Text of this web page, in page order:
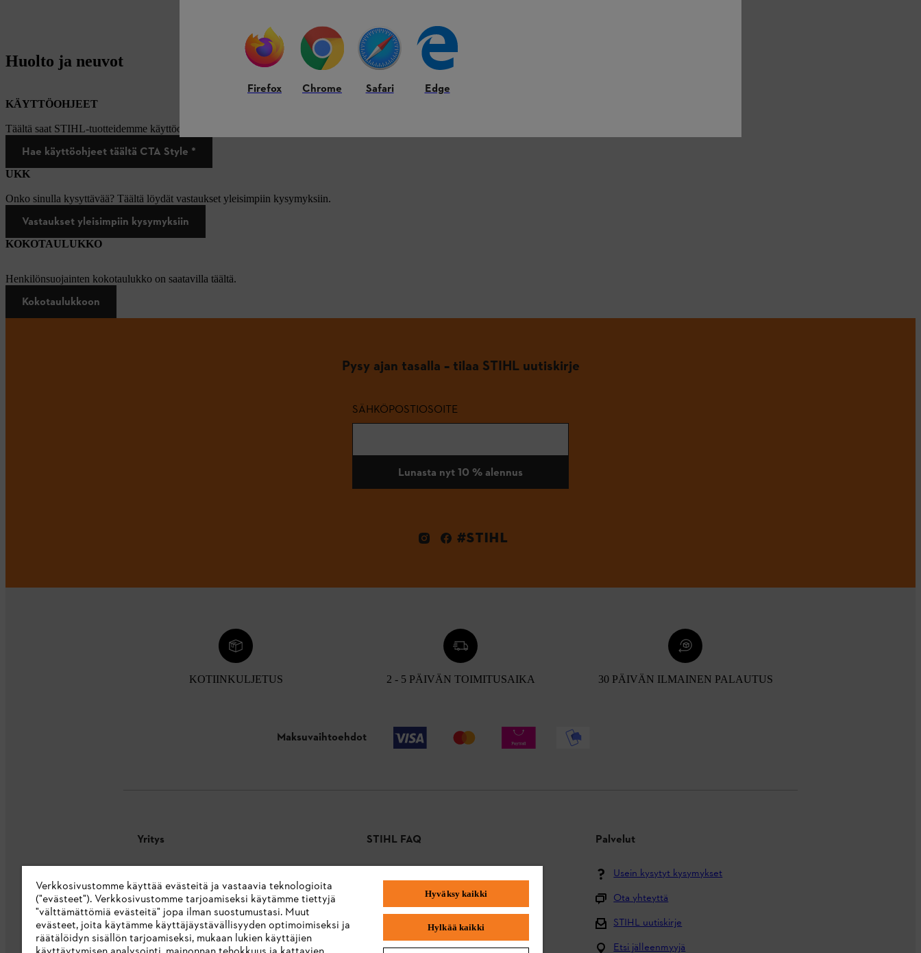
Huolto ja neuvot
KÄYTTÖOHJEET
Täältä saat STIHL-tuotteidemme käyttöohjeet.
Hae käyttöohjeet täältä CTA Style *
UKK
Onko sinulla kysyttävää? Täältä löydät vastaukset yleisimpiin kysymyksiin.
Vastaukset yleisimpiin kysymyksiin
KOKOTAULUKKO
Henkilönsuojainten kokotaulukko on saatavilla täältä.
Kokotaulukkoon
Pysy ajan tasalla – tilaa STIHL uutiskirje
SÄHKÖPOSTIOSOITE
Lunasta nyt 10 % alennus
#STIHL
KOTIINKULJETUS 2 - 5 PÄIVÄN TOIMITUSAIKA 30 PÄIVÄN ILMAINEN PALAUTUS
Maksuvaihtoehdot
Yritys
STIHL Integrity Line
STIHL-merkkikauppa
Saavutettavuusseloste
STIHL FAQ
Toimitus ja toimitus
Takaisin alkuun
Valitukset ja takuu
Palvelut
Usein kysytyt kysymykset
Ota yhteyttä
STIHL uutiskirje
Etsi jälleenmyyjä
Firefox Chrome Safari Edge
Verkkosivustomme käyttää evästeitä ja vastaavia teknologioita
("evästeet"). Verkkosivustomme tarjoamiseksi käytämme tiettyjä
"välttämättömiä evästeitä" jopa ilman suostumustasi. Muut
evästeet, joita käytämme käyttäjäystävällisyyden optimoimiseksi ja
räätälöidyn sisällön tarjoamiseksi, mukaan lukien käyttäjien
Hyväksy kaikki
Hylkää kaikki